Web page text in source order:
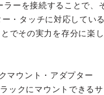
ーを接続することで、
・タッチに対応してい
でその実力を存分に楽
マウント・アダプター
ックにマウントできる